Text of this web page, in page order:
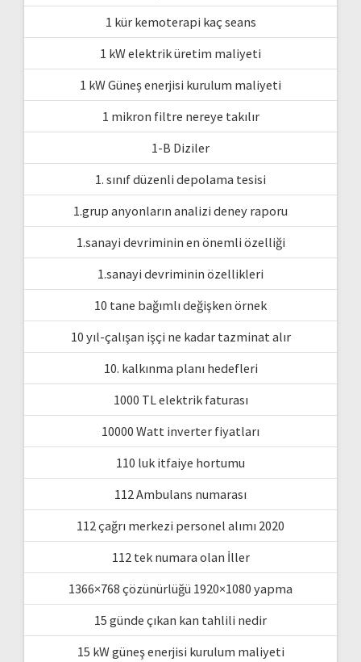
1 kür kemoterapi kaç seans
1 kW elektrik üretim maliyeti
1 kW Güneş enerjisi kurulum maliyeti
1 mikron filtre nereye takılır
1-B Diziler
1. sınıf düzenli depolama tesisi
1.grup anyonların analizi deney raporu
1.sanayi devriminin en önemli özelliği
1.sanayi devriminin özellikleri
10 tane bağımlı değişken örnek
10 yıl-çalışan işçi ne kadar tazminat alır
10. kalkınma planı hedefleri
1000 TL elektrik faturası
10000 Watt inverter fiyatları
110 luk itfaiye hortumu
112 Ambulans numarası
112 çağrı merkezi personel alımı 2020
112 tek numara olan İller
1366×768 çözünürlüğü 1920×1080 yapma
15 günde çıkan kan tahlili nedir
15 kW güneş enerjisi kurulum maliyeti